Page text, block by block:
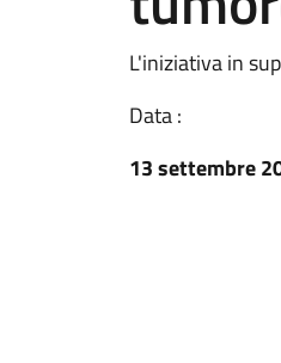
L'iniziativa in
Data :
13 settembre